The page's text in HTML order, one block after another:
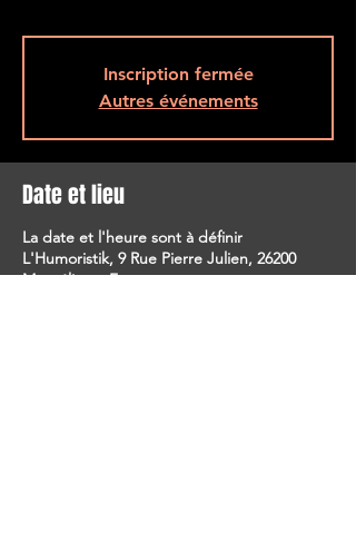
Inscription fermée
Autres événements
Date et lieu
La date et l'heure sont à définir
L'Humoristik, 9 Rue Pierre Julien, 26200
Montélimar, France